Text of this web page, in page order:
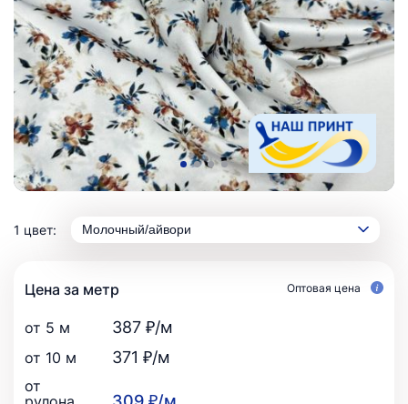
1 цвет: Молочный/айвори
Цена за метр Оптовая цена
от 5 м 387 ₽/м
от 10 м 371 ₽/м
от